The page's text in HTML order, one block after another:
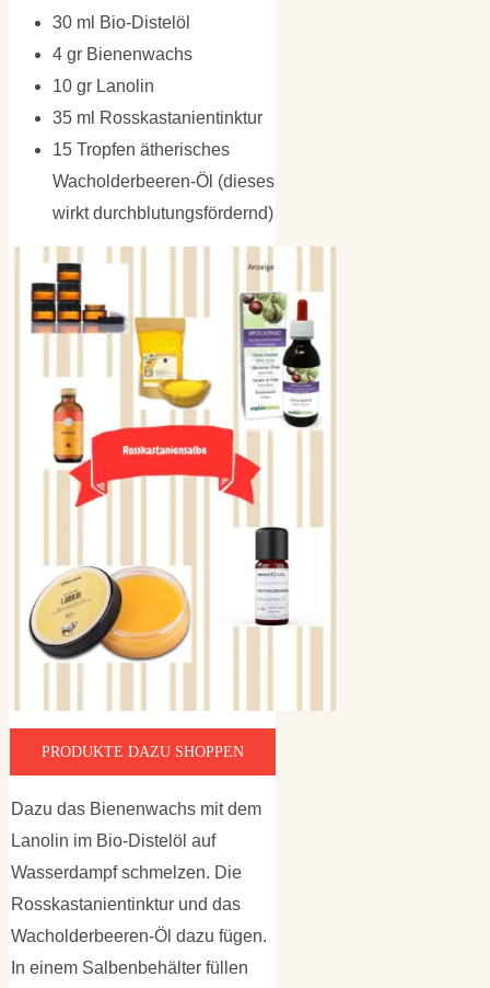
30 ml Bio-Distelöl
4 gr Bienenwachs
10 gr Lanolin
35 ml Rosskastanientinktur
15 Tropfen ätherisches
Wacholderbeeren-Öl (dieses
wirkt durchblutungsfördernd)
PRODUKTE DAZU SHOPPEN
Dazu das Bienenwachs mit dem
Lanolin im Bio-Distelöl auf
Wasserdampf schmelzen. Die
Rosskastanientinktur und das
Wacholderbeeren-Öl dazu fügen.
In einem Salbenbehälter füllen